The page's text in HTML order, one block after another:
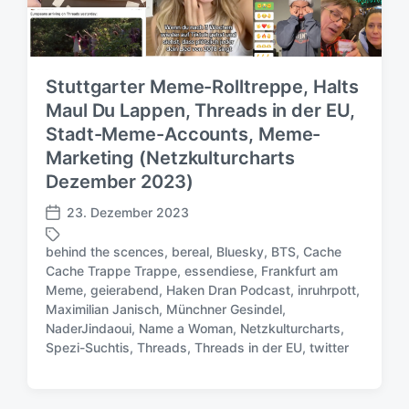
Stuttgarter Meme-Rolltreppe, Halts
Maul Du Lappen, Threads in der EU,
Stadt-Meme-Accounts, Meme-
Marketing (Netzkulturcharts
Dezember 2023)
V
e
r
ö
f
f
e
n
23. Dezember 2023
S
c
h
behind the scences, bereal, Bluesky, BTS, Cache
Cache Trappe Trappe, essendiese, Frankfurt am
Meme, geierabend, Haken Dran Podcast, inruhrpott,
Maximilian Janisch, Münchner Gesindel,
NaderJindaoui, Name a Woman, Netzkulturcharts,
Spezi-Suchtis, Threads, Threads in der EU, twitter